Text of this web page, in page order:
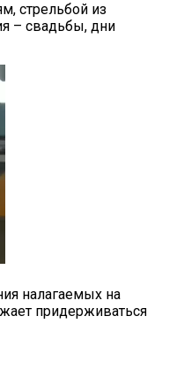
стрельбой из
– свадьбы, дни
налагаемых на
придерживаться